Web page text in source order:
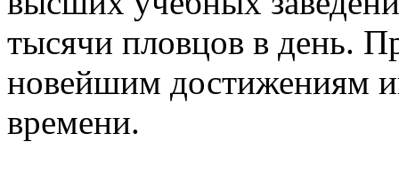
тысячи пловцов в день.
новейшим достижениям
времени.